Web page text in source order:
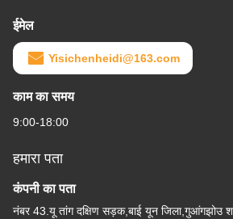
ईमेल
Yisichenheidi@163.com
काम का समय
9:00-18:00
हमारा पता
कंपनी का पता
नंबर 43.यू तांग दक्षिण सड़क,बाई यून जिला,गुआंगझोउ